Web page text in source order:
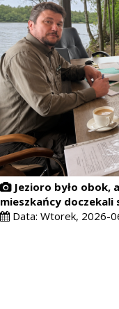
Jezioro było obok,
mieszkańcy doczekali
Data: Wtorek, 2026-